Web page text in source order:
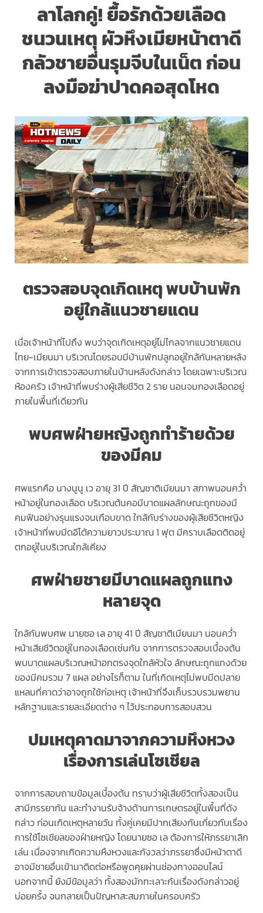
ลาโลกคู่! ยื้อรักด้วยเลือด
ชนวนเหตุ ผัวหึงเมียหน้าตาดี
กลัวชายอื่นรุมจีบในเน็ต ก่อน
ลงมือฆ่าปาดคอสุดโหด
ตรวจสอบจุดเกิดเหตุ พบบ้านพัก
อยู่ใกล้แนวชายแดน
เมื่อเจ้าหน้าที่ไปถึง พบว่าจุดเกิดเหตุอยู่ไม่ไกลจากแนวชายแดน
ไทย-เมียนมา บริเวณโดยรอบมีบ้านพักปลูกอยู่ใกล้กันหลายหลัง
จากการเข้าตรวจสอบภายในบ้านหลังดังกล่าว โดยเฉพาะบริเวณ
ห้องครัว เจ้าหน้าที่พบร่างผู้เสียชีวิต 2 ราย นอนจมกองเลือดอยู่
ภายในพื้นที่เดียวกัน
พบศพฝ่ายหญิงถูกทำร้ายด้วย
ของมีคม
ศพแรกคือ นางนูนู เว อายุ 31 ปี สัญชาติเมียนมา สภาพนอนคว่ำ
หน้าอยู่ในกองเลือด บริเวณต้นคอมีบาดแผลลักษณะถูกของมี
คมฟันอย่างรุนแรงจนเกือบขาด ใกล้กับร่างของผู้เสียชีวิตหญิง
เจ้าหน้าที่พบมีดอีโต้ความยาวประมาณ 1 ฟุต มีคราบเลือดติดอยู่
ตกอยู่ในบริเวณใกล้เคียง
ศพฝ่ายชายมีบาดแผลถูกแทง
หลายจุด
ใกล้กันพบศพ นายซอ เล อายุ 41 ปี สัญชาติเมียนมา นอนคว่ำ
หน้าเสียชีวิตอยู่ในกองเลือดเช่นกัน จากการตรวจสอบเบื้องต้น
พบบาดแผลบริเวณหน้าอกตรงจุดใกล้หัวใจ ลักษณะถูกแทงด้วย
ของมีคมรวม 7 แผล อย่างไรก็ตาม ในที่เกิดเหตุไม่พบมีดปลาย
แหลมที่คาดว่าอาจถูกใช้ก่อเหตุ เจ้าหน้าที่จึงเก็บรวบรวมพยาน
หลักฐานและรายละเอียดต่าง ๆ ไว้ประกอบการสอบสวน
ปมเหตุคาดมาจากความหึงหวง
เรื่องการเล่นโซเชียล
จากการสอบถามข้อมูลเบื้องต้น ทราบว่าผู้เสียชีวิตทั้งสองเป็น
สามีภรรยากัน และทำงานรับจ้างด้านการเกษตรอยู่ในพื้นที่ดัง
กล่าว ก่อนเกิดเหตุหลายวัน ทั้งคู่เคยมีปากเสียงกันเกี่ยวกับเรื่อง
การใช้โซเชียลของฝ่ายหญิง โดยนายซอ เล ต้องการให้ภรรยาเลิก
เล่น เนื่องจากเกิดความหึงหวงและกังวลว่าภรรยาซึ่งมีหน้าตาดี
อาจมีชายอื่นเข้ามาติดต่อหรือพูดคุยผ่านช่องทางออนไลน์
นอกจากนี้ ยังมีข้อมูลว่า ทั้งสองมักทะเลาะกันเรื่องดังกล่าวอยู่
บ่อยครั้ง จนกลายเป็นปัญหาสะสมภายในครอบครัว